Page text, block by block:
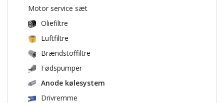
Motor service sæt
Oliefiltre
Luftfiltre
Brændstoffiltre
Fødspumper
Anode kølesystem
Drivremme